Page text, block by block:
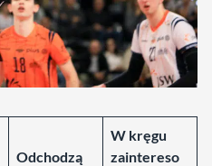
Odchodzą
W kręgu
zaintereso